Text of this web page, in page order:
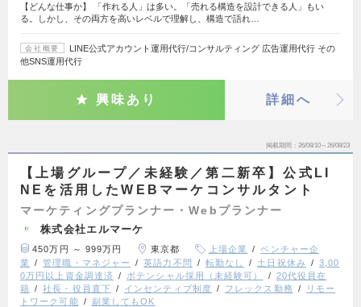
【どんな仕事か】 「作れる人」は多い。「売れる構造を設計できる人」もい
る。しかし、その両方を高いレベルで理解し、構造で語れ…
会社概要
LINE公式アカウント運用代行/コンサルティング 広告運用代行 その
他SNS運用代行
興味あり 詳細へ
掲載期間 26/08/10～26/08/23
【上場グループ／未経験／第二新卒】公式LI
NEを活用したWEBマーケコンサルタント
マーケティングプランナー・Webプランナー
株式会社エルマーケ
450万円 ～ 999万円 東京都 上場企業
ベンチャー企
業
管理職・マネジャー 英語力不問 転勤なし 土日祝休み
3,00
0万円以上資金調達済
ポテンシャル採用（未経験可）
20代役員在
籍
社長・役員直下 インセンティブ制度 フレックス勤務
リモー
トワーク可能
副業してもOK